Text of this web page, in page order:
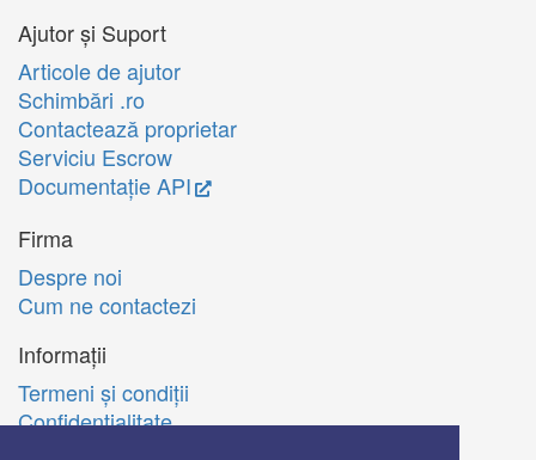
Ajutor și Suport
Articole de ajutor
Schimbări .ro
Contactează proprietar
Serviciu Escrow
Documentație API
Firma
Despre noi
Cum ne contactezi
Informații
Termeni şi condiţii
Confidenţialitate